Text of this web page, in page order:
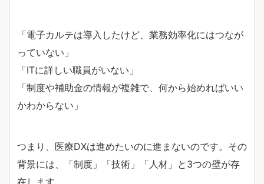
「電子カルテは導入したけど、業務効率化にはつなが
っていない」
「ITに詳しい職員がいない」
「制度や補助金の情報が複雑で、何から始めればいい
かわからない」
つまり、医療DXは進めたいのに進まないのです。その
背景には、「制度」「技術」「人材」と3つの壁が存
在します。